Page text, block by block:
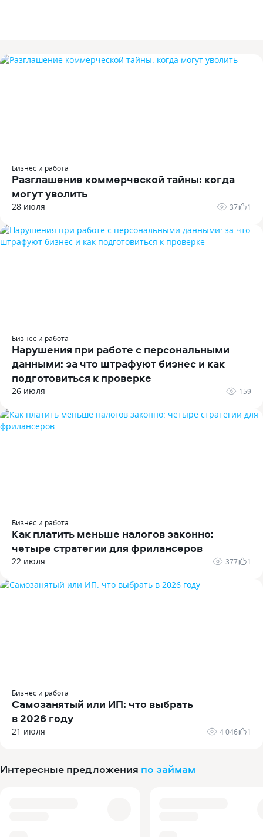
Бизнес и работа
Разглашение коммерческой тайны: когда
могут уволить
28 июля 37 1
Бизнес и работа
Нарушения при работе с персональными
данными: за что штрафуют бизнес и как
подготовиться к проверке
26 июля 159
Бизнес и работа
Как платить меньше налогов законно:
четыре стратегии для фрилансеров
22 июля 377 1
Бизнес и работа
Самозанятый или ИП: что выбрать
в 2026 году
21 июля 4 046 1
Интересные предложения по займам